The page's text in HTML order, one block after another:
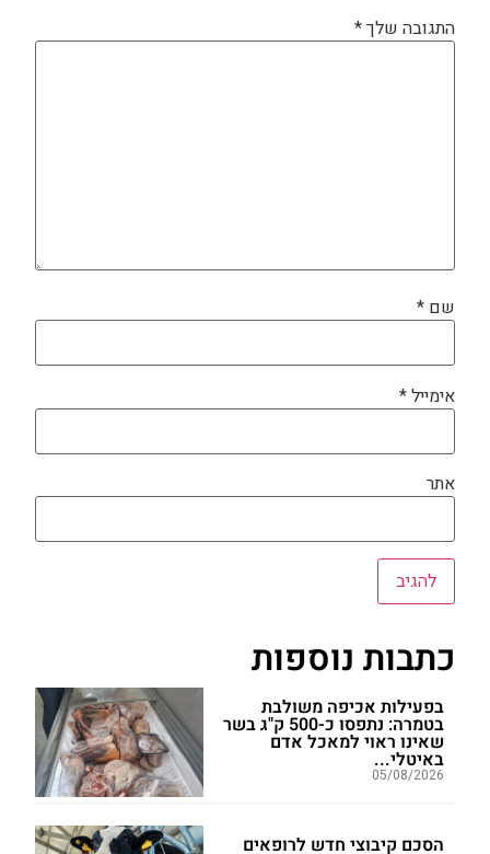
התגובה שלך*
שם *
אימייל*
אתר
כתבות נוספות
בפעילות אכיפה משולבת
בטמרה: נתפסו כ-500 ק"ג בשר
שאינו ראוי למאכל אדם
באיטלי...
05/08/2026
הסכם קיבוצי חדש לרופאים